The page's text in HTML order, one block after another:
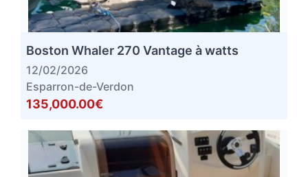
Boston Whaler 270 Vantage à watts
12/02/2026
Esparron-de-Verdon
135,000.00€